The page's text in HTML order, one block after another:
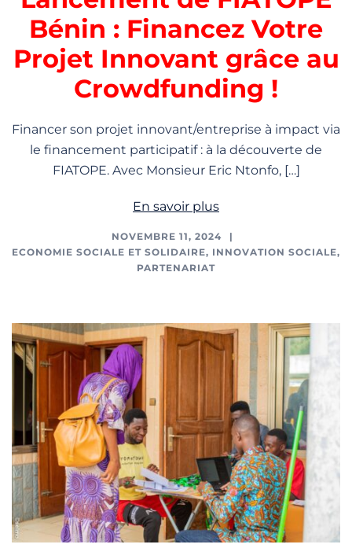
Bénin : Financez Votre
Projet Innovant grâce au
Crowdfunding !
Financer son projet innovant/entreprise à impact via
le financement participatif : à la découverte de
FIATOPE. Avec Monsieur Eric Ntonfo, […]
En savoir plus
NOVEMBRE 11, 2024
ECONOMIE SOCIALE ET SOLIDAIRE, INNOVATION SOCIALE,
PARTENARIAT